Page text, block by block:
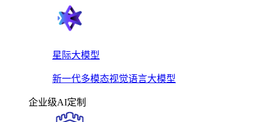
星际大模型
新一代多模态视觉语言大模型
企业级AI定制